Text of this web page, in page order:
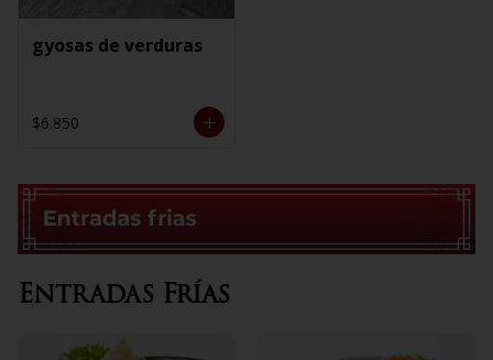
gyosas de verduras
$6.850
Entradas Frías